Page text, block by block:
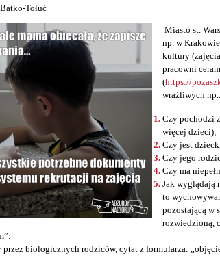
Tołuć
Miasto st.
np. w
kultury
pracowni
(https://
wrażliwych np.:
Czy pochodzi
więcej dzieci);
Czy jest
Czy jego
Czy ma
Jak wyglądają
to
pozostającą w
rozwiedzioną,
biologicznych rodziców, cytat z formularza: